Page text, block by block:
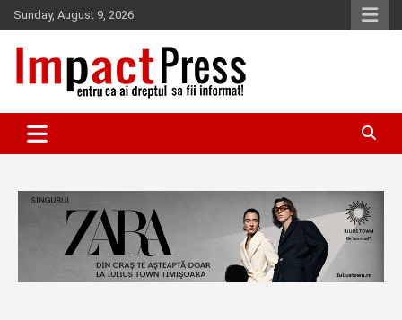
Skip
to
content
Sunday, August 9, 2026
IMPACTPRESS